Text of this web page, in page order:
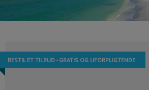
BESTIL ET TILBUD - GRATIS OG UFORPLIGTENDE